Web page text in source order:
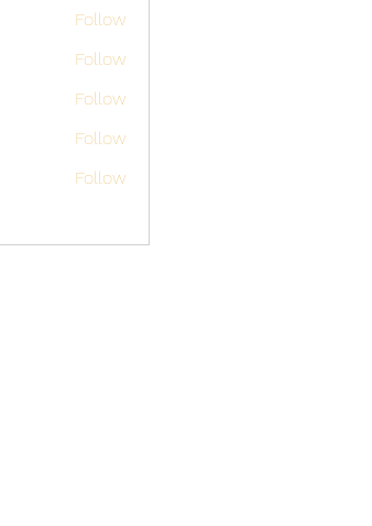
Follow
Follow
Follow
Follow
Follow